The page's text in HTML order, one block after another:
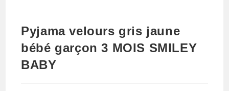
Pyjama velours gris jaune
bébé garçon 3 MOIS SMILEY
BABY